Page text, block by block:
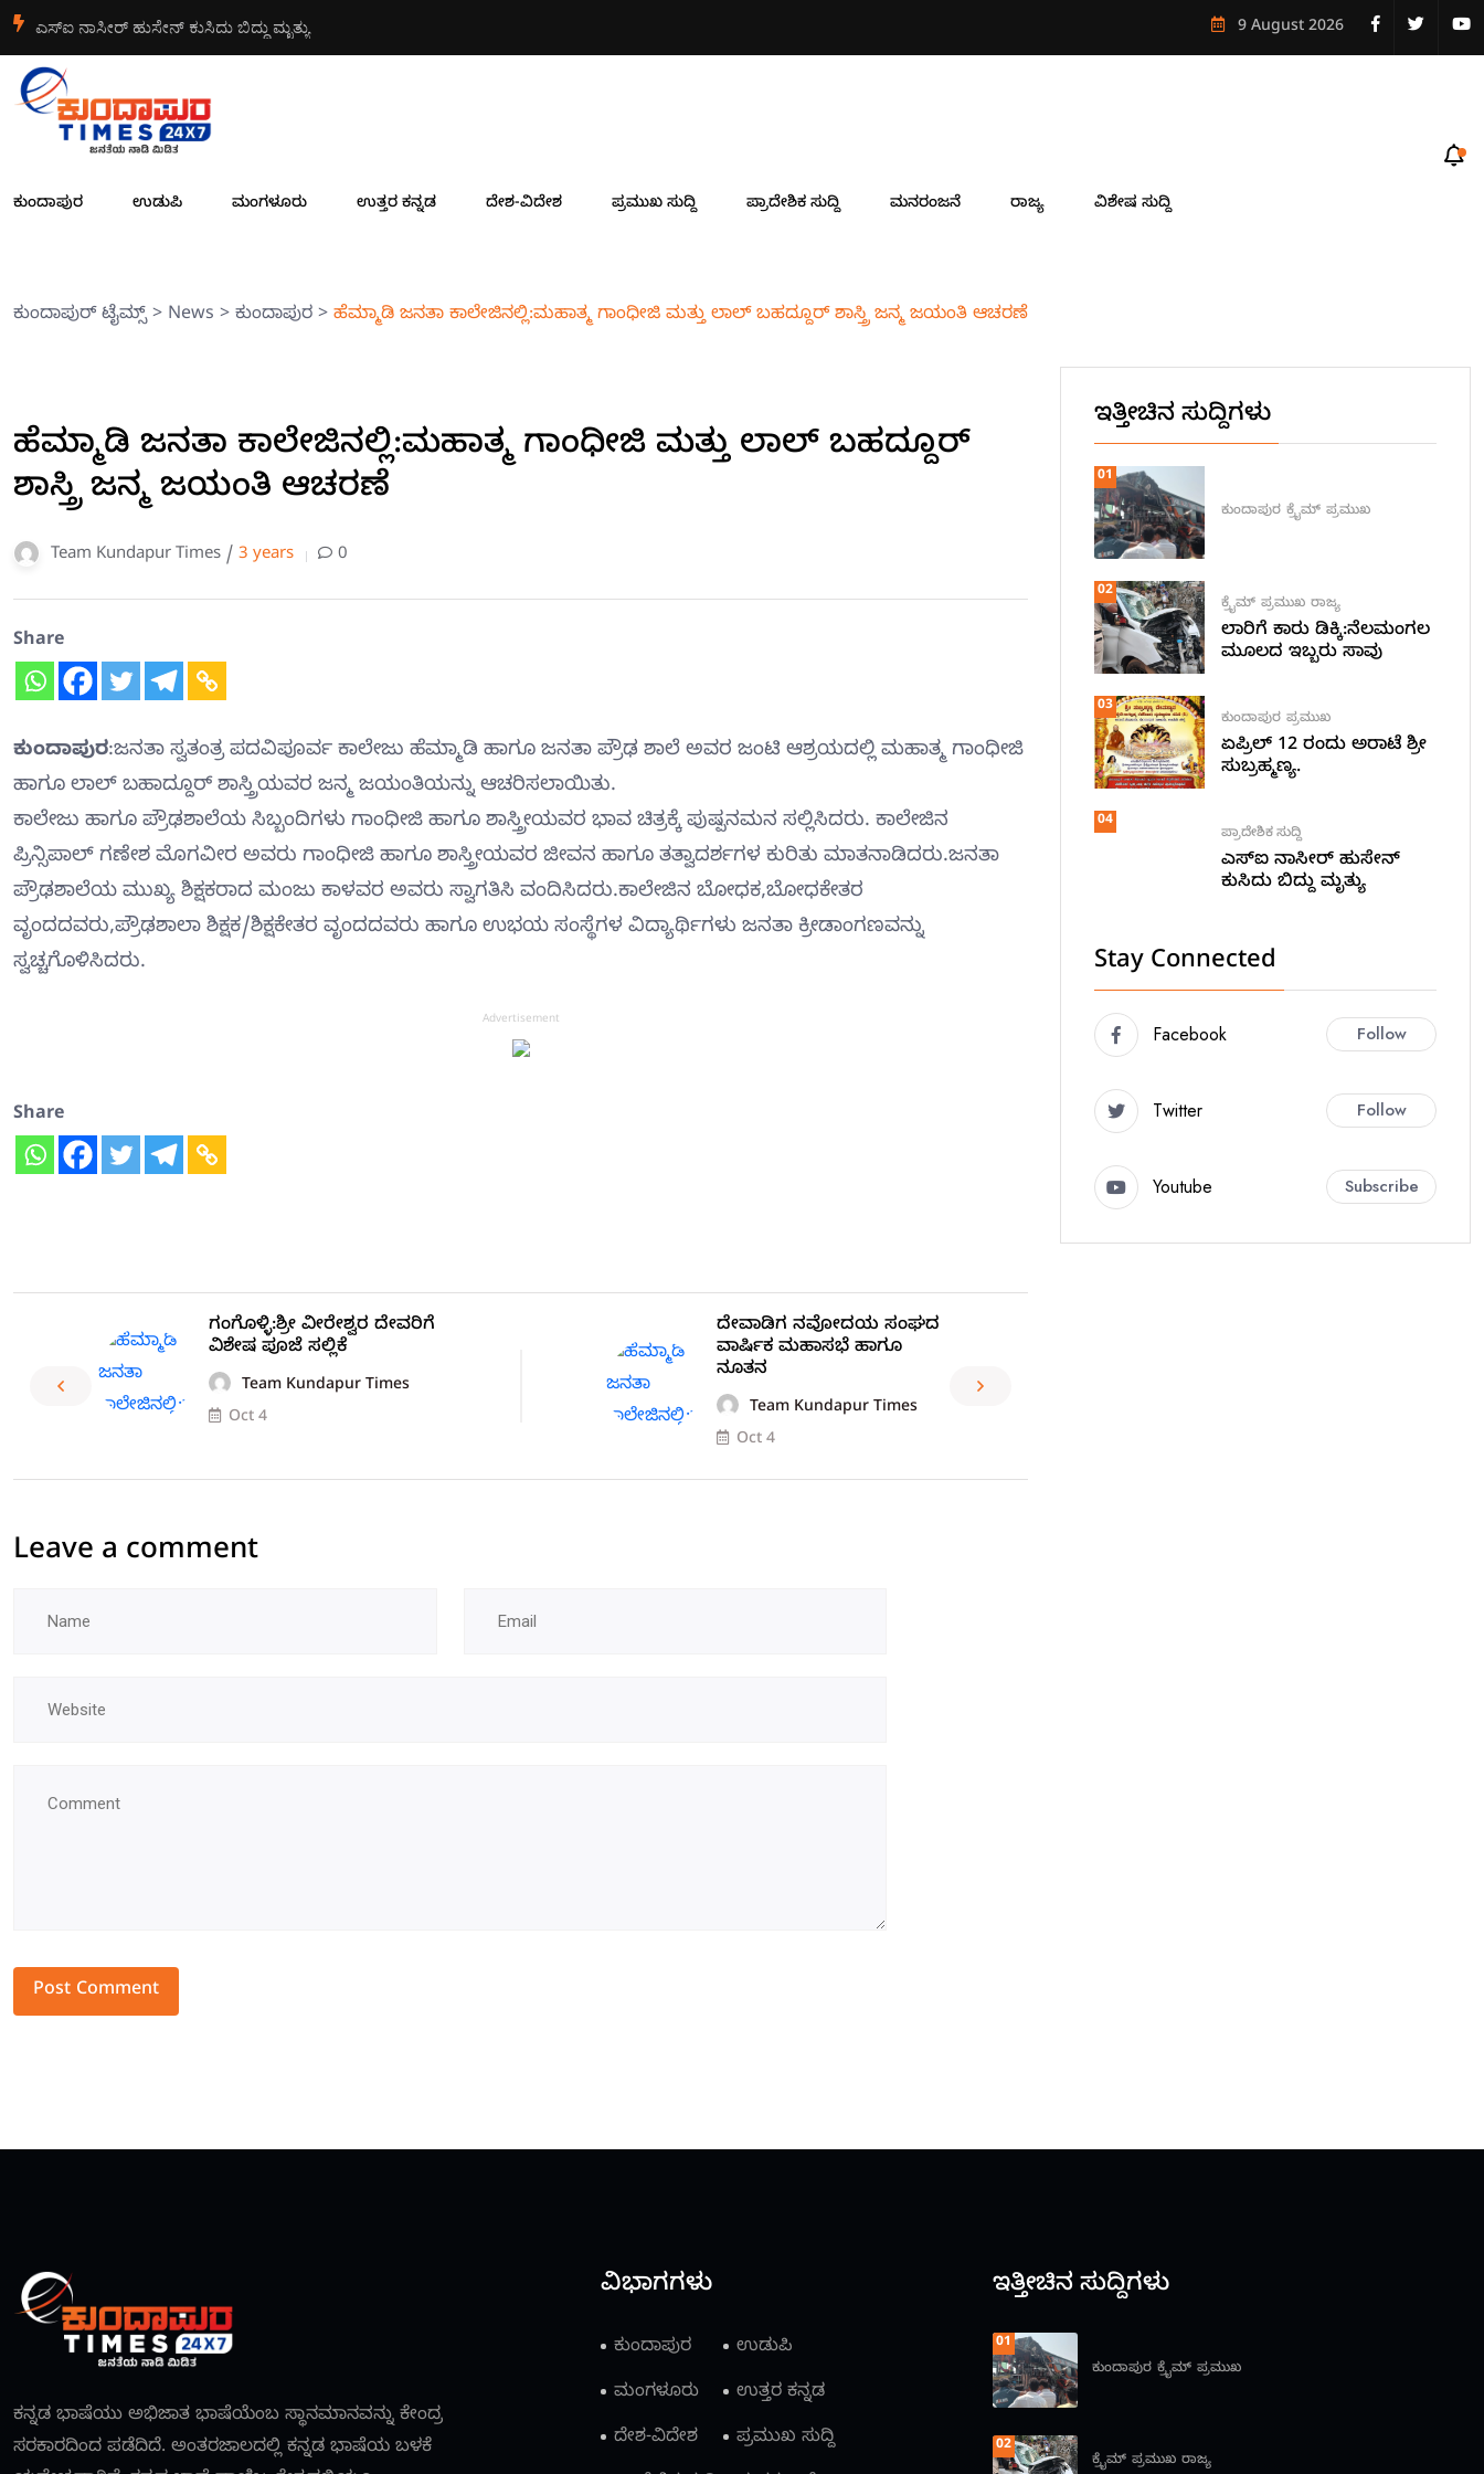
ನಿರ್ದೇಶಕರಾಗಿ ಸುರೇಂದ್ರ ಗುಡ್ಡೆಹೋಟೆಲ್ ಆಯ್ಕೆ 9 August 2026
ಕುಂದಾಪುರ ಉಡುಪಿ ಮಂಗಳೂರು ಉತ್ತರ ಕನ್ನಡ ದೇಶ-ವಿದೇಶ ಪ್ರಮುಖ ಸುದ್ದಿ ಪ್ರಾದೇಶಿಕ ಸುದ್ದಿ ಮನರಂಜನೆ ರಾಜ್ಯ ವಿಶೇಷ ಸುದ್ದಿ
ಕುಂದಾಪುರ್ ಟೈಮ್ಸ್> News > ಕುಂದಾಪುರ > ಹೆಮ್ಮಾಡಿ ಜನತಾ ಕಾಲೇಜಿನಲ್ಲಿ:ಮಹಾತ್ಮ ಗಾಂಧೀಜಿ ಮತ್ತು ಲಾಲ್ ಬಹದ್ದೂರ್ ಶಾಸ್ತ್ರಿ ಜನ್ಮ ಜಯಂತಿ ಆಚರಣೆ
ಹೆಮ್ಮಾಡಿ ಜನತಾ ಕಾಲೇಜಿನಲ್ಲಿ:ಮಹಾತ್ಮ ಗಾಂಧೀಜಿ ಮತ್ತು ಲಾಲ್ ಬಹದ್ದೂರ್
ಶಾಸ್ತ್ರಿ ಜನ್ಮ ಜಯಂತಿ ಆಚರಣೆ
Team Kundapur Times / 3 years 0
Share
ಕುಂದಾಪುರ:ಜನತಾ ಸ್ವತಂತ್ರ ಪದವಿಪೂರ್ವ ಕಾಲೇಜು ಹೆಮ್ಮಾಡಿ ಹಾಗೂ ಜನತಾ ಪ್ರೌಢ ಶಾಲೆ ಅವರ ಜಂಟಿ ಆಶ್ರಯದಲ್ಲಿ ಮಹಾತ್ಮ ಗಾಂಧೀಜಿ
ಹಾಗೂ ಲಾಲ್ ಬಹಾದ್ದೂರ್ ಶಾಸ್ತ್ರಿಯವರ ಜನ್ಮ ಜಯಂತಿಯನ್ನು ಆಚರಿಸಲಾಯಿತು.
ಕಾಲೇಜು ಹಾಗೂ ಪ್ರೌಢಶಾಲೆಯ ಸಿಬ್ಬಂದಿಗಳು ಗಾಂಧೀಜಿ ಹಾಗೂ ಶಾಸ್ತ್ರೀಯವರ ಭಾವ ಚಿತ್ರಕ್ಕೆ ಪುಷ್ಪನಮನ ಸಲ್ಲಿಸಿದರು. ಕಾಲೇಜಿನ
ಪ್ರಿನ್ಸಿಪಾಲ್ ಗಣೇಶ ಮೊಗವೀರ ಅವರು ಗಾಂಧೀಜಿ ಹಾಗೂ ಶಾಸ್ತ್ರೀಯವರ ಜೀವನ ಹಾಗೂ ತತ್ವಾದರ್ಶಗಳ ಕುರಿತು ಮಾತನಾಡಿದರು.ಜನತಾ
ಪ್ರೌಢಶಾಲೆಯ ಮುಖ್ಯ ಶಿಕ್ಷಕರಾದ ಮಂಜು ಕಾಳವರ ಅವರು ಸ್ವಾಗತಿಸಿ ವಂದಿಸಿದರು.ಕಾಲೇಜಿನ ಬೋಧಕ,ಬೋಧಕೇತರ
ವೃಂದದವರು,ಪ್ರೌಢಶಾಲಾ ಶಿಕ್ಷಕ/ಶಿಕ್ಷಕೇತರ ವೃಂದದವರು ಹಾಗೂ ಉಭಯ ಸಂಸ್ಥೆಗಳ ವಿದ್ಯಾರ್ಥಿಗಳು ಜನತಾ ಕ್ರೀಡಾಂಗಣವನ್ನು
ಸ್ವಚ್ಚಗೊಳಿಸಿದರು.
Advertisement
Share
ಗಂಗೊಳ್ಳಿ:ಶ್ರೀ ವೀರೇಶ್ವರ ದೇವರಿಗೆ
ವಿಶೇಷ ಪೂಜೆ ಸಲ್ಲಿಕೆ
Team Kundapur Times
Oct 4
ದೇವಾಡಿಗ ನವೋದಯ ಸಂಘದ
ವಾರ್ಷಿಕ ಮಹಾಸಭೆ ಹಾಗೂ
ನೂತನ
Team Kundapur Times
Oct 4
Leave a comment
ಇತ್ತೀಚಿನ ಸುದ್ದಿಗಳು
01
ಕುಂದಾಪುರ ಕ್ರೈಮ್ ಪ್ರಮುಖ
02
ಕ್ರೈಮ್ ಪ್ರಮುಖ ರಾಜ್ಯ
ಲಾರಿಗೆ ಕಾರು ಡಿಕ್ಕಿ:ನೆಲಮಂಗಲ
ಮೂಲದ ಇಬ್ಬರು ಸಾವು
03
ಕುಂದಾಪುರ ಪ್ರಮುಖ
ಏಪ್ರಿಲ್ 12 ರಂದು ಅರಾಟೆ ಶ್ರೀ
ಸುಬ್ರಹ್ಮಣ್ಯ.
04
ಪ್ರಾದೇಶಿಕ ಸುದ್ದಿ
ಎಸ್ಐ ನಾಸೀರ್ ಹುಸೇನ್
ಕುಸಿದು ಬಿದ್ದು ಮೃತ್ಯು
Stay Connected
Facebook Follow
Twitter Follow
Youtube Subscribe
ಕನ್ನಡ ಭಾಷೆಯು ಅಭಿಜಾತ ಭಾಷೆಯೆಂಬ ಸ್ಥಾನಮಾನವನ್ನು ಕೇಂದ್ರ
ಸರಕಾರದಿಂದ ಪಡೆದಿದೆ. ಅಂತರಜಾಲದಲ್ಲಿ ಕನ್ನಡ ಭಾಷೆಯ ಬಳಕೆ
ವಿಭಾಗಗಳು
ಕುಂದಾಪುರ
ಉಡುಪಿ
ಮಂಗಳೂರು
ಉತ್ತರ ಕನ್ನಡ
ದೇಶ-ವಿದೇಶ
ಪ್ರಮುಖ ಸುದ್ದಿ
ಇತ್ತೀಚಿನ ಸುದ್ದಿಗಳು
01
ಕುಂದಾಪುರ ಕ್ರೈಮ್ ಪ್ರಮುಖ
02
ಕ್ರೈಮ್ ಪ್ರಮುಖ ರಾಜ್ಯ